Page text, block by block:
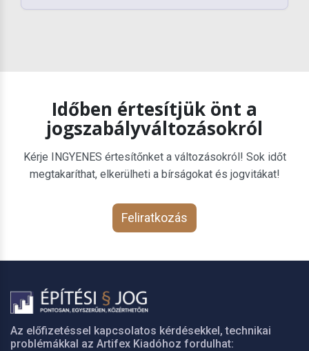
Időben értesítjük önt a
jogszabályváltozásokról
Kérje INGYENES értesítőnket a változásokról! Sok időt
megtakaríthat, elkerülheti a bírságokat és jogvitákat!
Feliratkozás
Az előfizetéssel kapcsolatos kérdésekkel, technikai
problémákkal az Artifex Kiadóhoz fordulhat: